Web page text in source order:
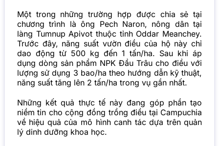
Một trong những trường hợp được chia sẻ tại
chương trình là ông Pech Naron, nông dân tại
làng Tumnup Apivot thuộc tỉnh Oddar Meanchey.
Trước đây, năng suất vườn điều của hộ này chỉ
dao động từ 500 kg đến 1 tấn/ha. Sau khi áp
dụng dòng sản phẩm NPK Đầu Trâu cho điều với
lượng sử dụng 3 bao/ha theo hướng dẫn kỹ thuật,
năng suất tăng lên 2 tấn/ha trong vụ gần nhất.
Những kết quả thực tế này đang góp phần tạo
niềm tin cho cộng đồng trồng điều tại Campuchia
về hiệu quả của mô hình canh tác dựa trên quản
lý dinh dưỡng khoa học.